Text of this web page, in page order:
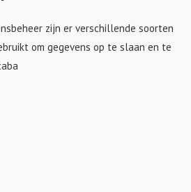
zijn er verschillende soorten
om gegevens op te slaan en te